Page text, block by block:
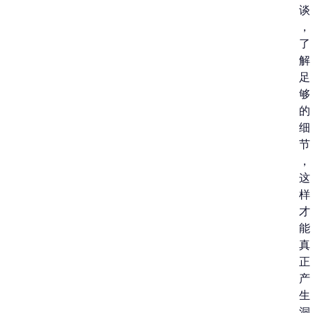
谈
，
了
解
足
够
的
细
节
，
这
样
才
能
真
正
产
生